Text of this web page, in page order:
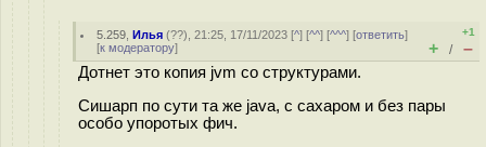
5.259 ,Илья (??), 21:25, 17/11/2023 [^] [^^] [^^^] [ответить]
[к модератору]
+1
+ / –
Дотнет это копия jvm со структурами.
Сишарп по сути та же java, с сахаром и без пары
особо упоротых фич.